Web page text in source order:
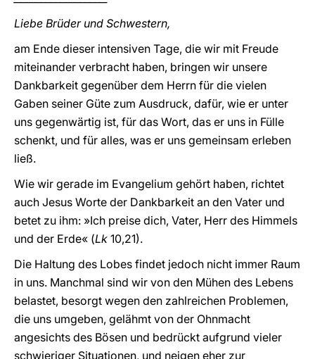
Liebe Brüder und Schwestern,
am Ende dieser intensiven Tage, die wir mit Freude
miteinander verbracht haben, bringen wir unsere
Dankbarkeit gegenüber dem Herrn für die vielen
Gaben seiner Güte zum Ausdruck, dafür, wie er unter
uns gegenwärtig ist, für das Wort, das er uns in Fülle
schenkt, und für alles, was er uns gemeinsam erleben
ließ.
Wie wir gerade im Evangelium gehört haben, richtet
auch Jesus Worte der Dankbarkeit an den Vater und
betet zu ihm: »Ich preise dich, Vater, Herr des Himmels
und der Erde« (Lk 10,21).
Die Haltung des Lobes findet jedoch nicht immer Raum
in uns. Manchmal sind wir von den Mühen des Lebens
belastet, besorgt wegen den zahlreichen Problemen,
die uns umgeben, gelähmt von der Ohnmacht
angesichts des Bösen und bedrückt aufgrund vieler
schwieriger Situationen, und neigen eher zur